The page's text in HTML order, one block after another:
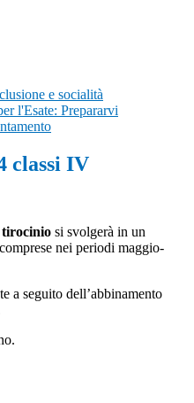
e socialità
l'Esate: Prepararvi
classi IV
tirocinio si svolgerà in un
nei periodi maggio-
a seguito dell’abbinamento